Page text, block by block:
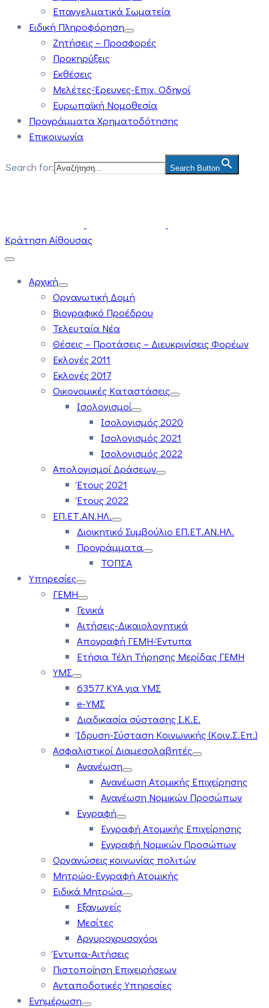
Επαγγελματικά Σωματεία
Ειδική Πληροφόρηση
Ζητήσεις – Προσφορές
Προκηρύξεις
Εκθέσεις
Μελέτες-Έρευνες-Επιχ. Οδηγοί
Ευρωπαϊκή Νομοθεσία
Προγράμματα Χρηματοδότησης
Επικοινωνία
Search for: Search Button
Κράτηση Αίθουσας
Αρχική
Οργανωτική Δομή
Βιογραφικό Προέδρου
Τελευταία Νέα
Θέσεις – Προτάσεις – Διευκρινίσεις Φορέων
Εκλογές 2011
Εκλογές 2017
Οικονομικές Καταστάσεις
Ισολογισμοί
Ισολογισμός 2020
Ισολογισμός 2021
Ισολογισμός 2022
Απολογισμοί Δράσεων
Έτους 2021
Έτους 2022
ΕΠ.ΕΤ.ΑΝ.ΗΛ.
Διοικητικό Συμβούλιο ΕΠ.ΕΤ.ΑΝ.ΗΛ.
Προγράμματα
ΤΟΠΣΑ
Υπηρεσίες
ΓΕΜΗ
Γενικά
Αιτήσεις-Δικαιολογητικά
Απογραφή ΓΕΜΗ-Έντυπα
Ετήσια Τέλη Τήρησης Μερίδας ΓΕΜΗ
ΥΜΣ
63577 ΚΥΑ για ΥΜΣ
e-ΥΜΣ
Διαδικασία σύστασης Ι.Κ.Ε.
Ίδρυση-Σύσταση Κοινωνικής (Κοιν.Σ.Επ.)
Ασφαλιστικοί Διαμεσολαβητές
Ανανέωση
Ανανέωση Ατομικής Επιχείρησης
Ανανέωση Νομικών Προσώπων
Εγγραφή
Εγγραφή Ατομικής Επιχείρησης
Εγγραφή Νομικών Προσώπων
Οργανώσεις κοινωνίας πολιτών
Μητρώο-Εγγραφή Ατομικής
Ειδικά Μητρώα
Εξαγωγείς
Μεσίτες
Αργυροχρυσοχόοι
Έντυπα-Αιτήσεις
Πιστοποίηση Επιχειρήσεων
Ανταποδοτικές Υπηρεσίες
Ενημέρωση